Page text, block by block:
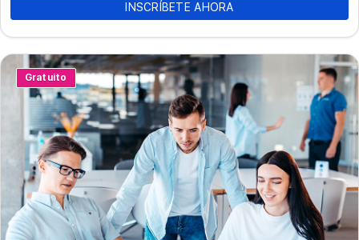
INSCRÍBETE AHORA
Gratuito